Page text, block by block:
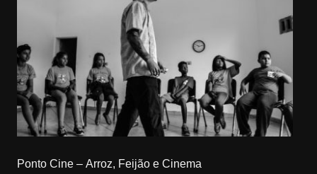
Ponto Cine – Arroz, Feijão e Cinema